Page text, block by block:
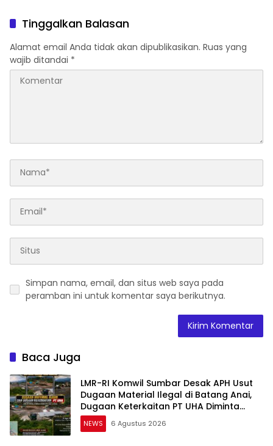
Pasaman Barat
Tinggalkan Balasan
Alamat email Anda tidak akan dipublikasikan. Ruas yang
wajib ditandai *
Simpan nama, email, dan situs web saya pada
peramban ini untuk komentar saya berikutnya.
Baca Juga
LMR-RI Komwil Sumbar Desak APH Usut
Dugaan Material Ilegal di Batang Anai,
Dugaan Keterkaitan PT UHA Diminta
Diselidiki Tuntas
NEWS 6 Agustus 2026